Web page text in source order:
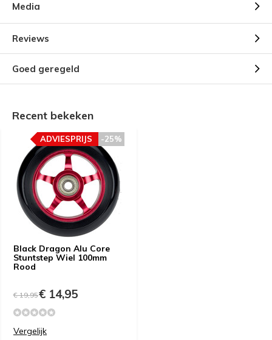
Media
Reviews
Goed geregeld
Recent bekeken
Black Dragon Alu Core
Stuntstep Wiel 100mm
Rood
-25%
ADVIESPRIJS
€ 19,95€ 14,95
Vergelijk